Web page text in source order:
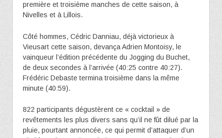
première et troisième manches de cette saison, à
Nivelles et à Lillois.
Côté hommes, Cédric Danniau, déjà victorieux à
Vieusart cette saison, devança Adrien Montoisy, le
vainqueur l’édition précédente du Jogging du Buchet,
de deux secondes à l’arrivée (40:25 contre 40:27).
Frédéric Debaste termina troisième dans la même
minute (40:59).
822 participants dégustèrent ce « cocktail » de
revêtements les plus divers sans qu’il ne fût dilué par la
pluie, pourtant annoncée, ce qui permit d’attaquer d’un